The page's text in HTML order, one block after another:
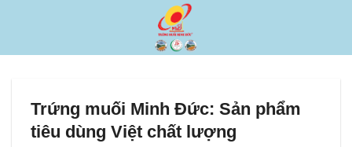
Trứng muối Minh Đức: Sản phẩm
tiêu dùng Việt chất lượng